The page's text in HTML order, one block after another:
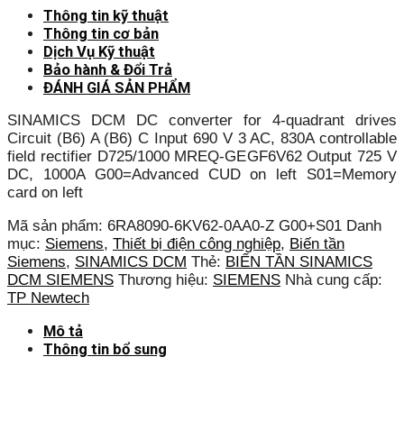
Thông tin kỹ thuật
Thông tin cơ bản
Dịch Vụ Kỹ thuật
Bảo hành & Đổi Trả
ĐÁNH GIÁ SẢN PHẨM
SINAMICS DCM DC converter for 4-quadrant drives
Circuit (B6) A (B6) C Input 690 V 3 AC, 830A controllable
field rectifier D725/1000 MREQ-GEGF6V62 Output 725 V
DC, 1000A G00=Advanced CUD on left S01=Memory
card on left
Mã sản phẩm: 6RA8090-6KV62-0AA0-Z G00+S01 Danh
mục: Siemens, Thiết bị điện công nghiệp, Biến tần
Siemens, SINAMICS DCM Thẻ: BIẾN TẦN SINAMICS
DCM SIEMENS Thương hiệu: SIEMENS Nhà cung cấp:
TP Newtech
Mô tả
Thông tin bổ sung